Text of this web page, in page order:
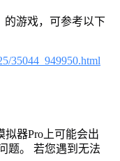
的游戏，可参考以下
35044_949950.html
器Pro上可能会出
题。 若您遇到无法